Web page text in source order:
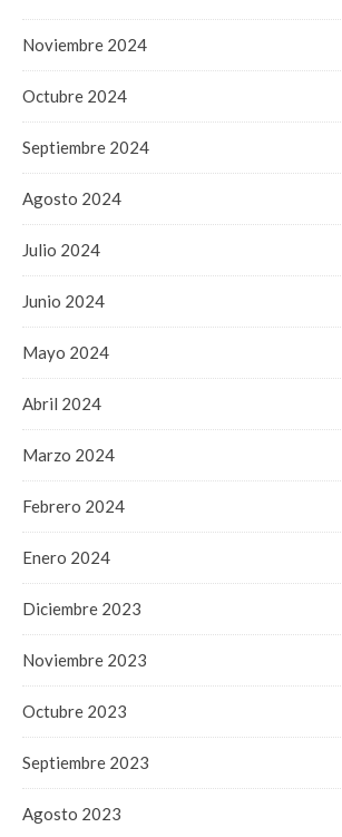
Noviembre 2024
Octubre 2024
Septiembre 2024
Agosto 2024
Julio 2024
Junio 2024
Mayo 2024
Abril 2024
Marzo 2024
Febrero 2024
Enero 2024
Diciembre 2023
Noviembre 2023
Octubre 2023
Septiembre 2023
Agosto 2023